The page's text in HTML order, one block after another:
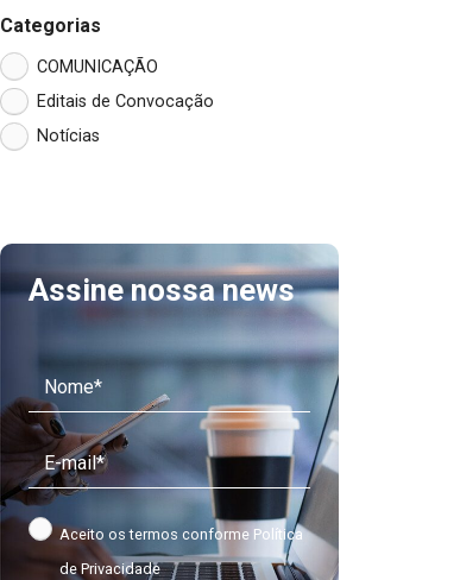
Categorias
COMUNICAÇÃO
Editais de Convocação
Notícias
Assine nossa news
Aceito os termos conforme Política
de Privacidade